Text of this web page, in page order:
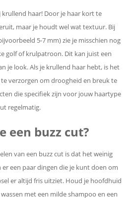
krullend haar! Door je haar kort te
maar je houdt wel wat textuur. Bij
5-7 mm) zie je misschien nog
golf of krulpatroon. Dit kan juist een
je look. Als je krullend haar hebt, is het
verzorgen om droogheid en breuk te
die specifiek zijn voor jouw haartype
regelmatig.
een buzz cut?
van een buzz cut is dat het weinig
een paar dingen die je kunt doen om
er altijd fris uitziet. Houd je hoofdhuid
met een milde shampoo en een